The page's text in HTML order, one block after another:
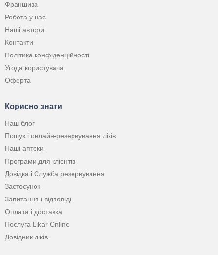
Франшиза
Робота у нас
Наші автори
Контакти
Політика конфіденційності
Угода користувача
Оферта
Корисно знати
Наш блог
Пошук і онлайн-резервування ліків
Наші аптеки
Програми для клієнтів
Довідка і Служба резервування
Застосунок
Запитання і відповіді
Оплата і доставка
Послуга Likar Online
Довідник ліків